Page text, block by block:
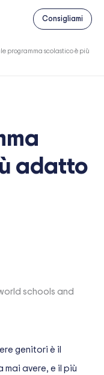
Consigliami
programma scolastico è più
adatto
genitori è il
avere, e il più